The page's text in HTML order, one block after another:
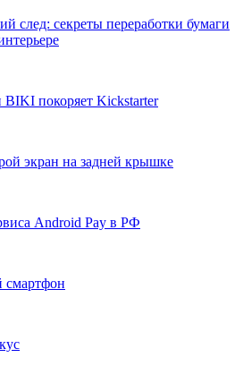
след: секреты переработки бумаги
покоряет Kickstarter
экран на задней крышке
Android Pay в РФ
смартфон